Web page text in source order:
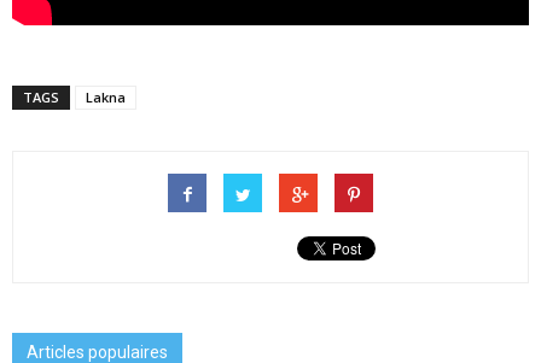
TAGS Lakna
Articles populaires